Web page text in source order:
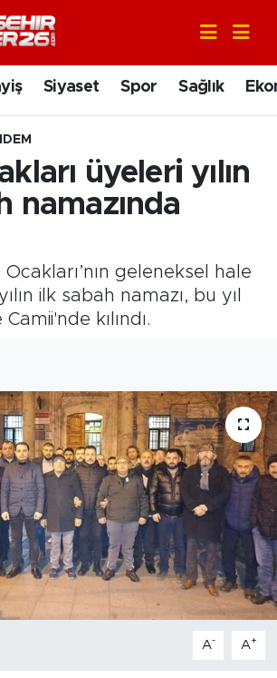
Siyaset Spor Sağlık
üyeleri yılın
namazında
Ocakları’nın geleneksel hale
ilk sabah namazı, bu yıl
kılındı.
A- A+
Durumu ve Fikstür
Haberleri